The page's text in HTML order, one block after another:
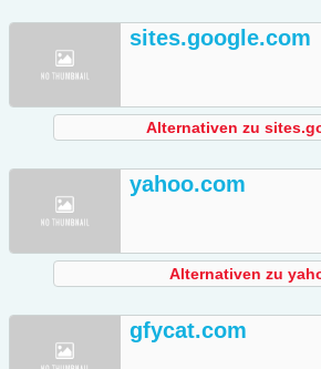
sites.google.com
Alternativen zu
yahoo.com
Alternativen zu
gfycat.com